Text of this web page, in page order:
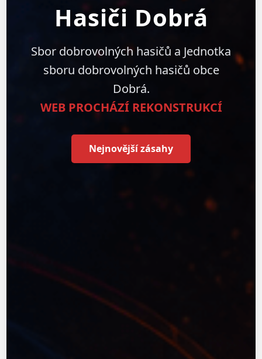
Hasiči Dobrá
Sbor dobrovolných hasičů a Jednotka
sboru dobrovolných hasičů obce
Dobrá.
WEB PROCHÁZÍ REKONSTRUKCÍ
Nejnovější zásahy